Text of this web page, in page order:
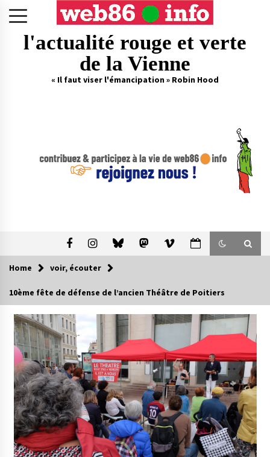
l'actualité rouge et verte
de la Vienne
« Il faut viser l'émancipation » Robin Hood
Home voir, écouter
10ème fête de défense de l’ancien Théâtre de Poitiers